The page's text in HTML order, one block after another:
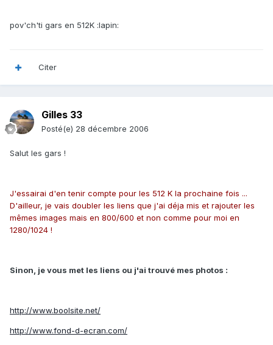
pov'ch'ti gars en 512K :lapin:
Citer
Gilles 33
Posté(e) 28 décembre 2006
Salut les gars !
J'essairai d'en tenir compte pour les 512 K la prochaine fois ...
D'ailleur, je vais doubler les liens que j'ai déja mis et rajouter les
mêmes images mais en 800/600 et non comme pour moi en
1280/1024 !
Sinon, je vous met les liens ou j'ai trouvé mes photos :
http://www.boolsite.net/
http://www.fond-d-ecran.com/